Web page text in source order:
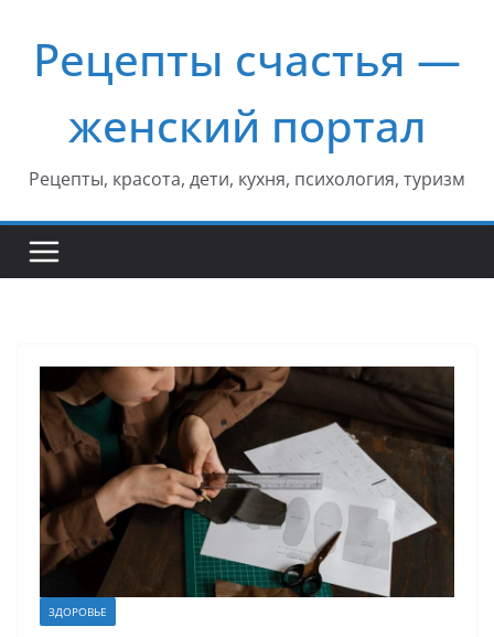
содержимому
Рецепты счастья —
женский портал
Рецепты, красота, дети, кухня, психология, туризм
ЗДОРОВЬЕ